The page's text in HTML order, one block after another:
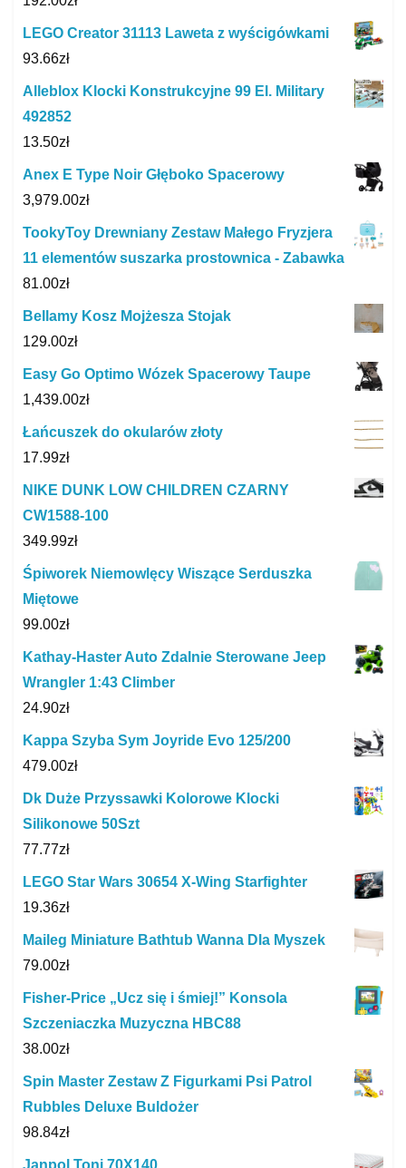
LEGO Creator 31113 Laweta z wyścigówkami
93.66zł
Alleblox Klocki Konstrukcyjne 99 El. Military
492852
13.50zł
Anex E Type Noir Głęboko Spacerowy
3,979.00zł
TookyToy Drewniany Zestaw Małego Fryzjera
11 elementów suszarka prostownica - Zabawka
81.00zł
Bellamy Kosz Mojżesza Stojak
129.00zł
Easy Go Optimo Wózek Spacerowy Taupe
1,439.00zł
Łańcuszek do okularów złoty
17.99zł
NIKE DUNK LOW CHILDREN CZARNY
CW1588-100
349.99zł
Śpiworek Niemowlęcy Wiszące Serduszka
Miętowe
99.00zł
Kathay-Haster Auto Zdalnie Sterowane Jeep
Wrangler 1:43 Climber
24.90zł
Kappa Szyba Sym Joyride Evo 125/200
479.00zł
Dk Duże Przyssawki Kolorowe Klocki
Silikonowe 50Szt
77.77zł
LEGO Star Wars 30654 X-Wing Starfighter
19.36zł
Maileg Miniature Bathtub Wanna Dla Myszek
79.00zł
Fisher-Price „Ucz się i śmiej!” Konsola
Szczeniaczka Muzyczna HBC88
38.00zł
Spin Master Zestaw Z Figurkami Psi Patrol
Rubbles Deluxe Buldożer
98.84zł
Janpol Toni 70X140